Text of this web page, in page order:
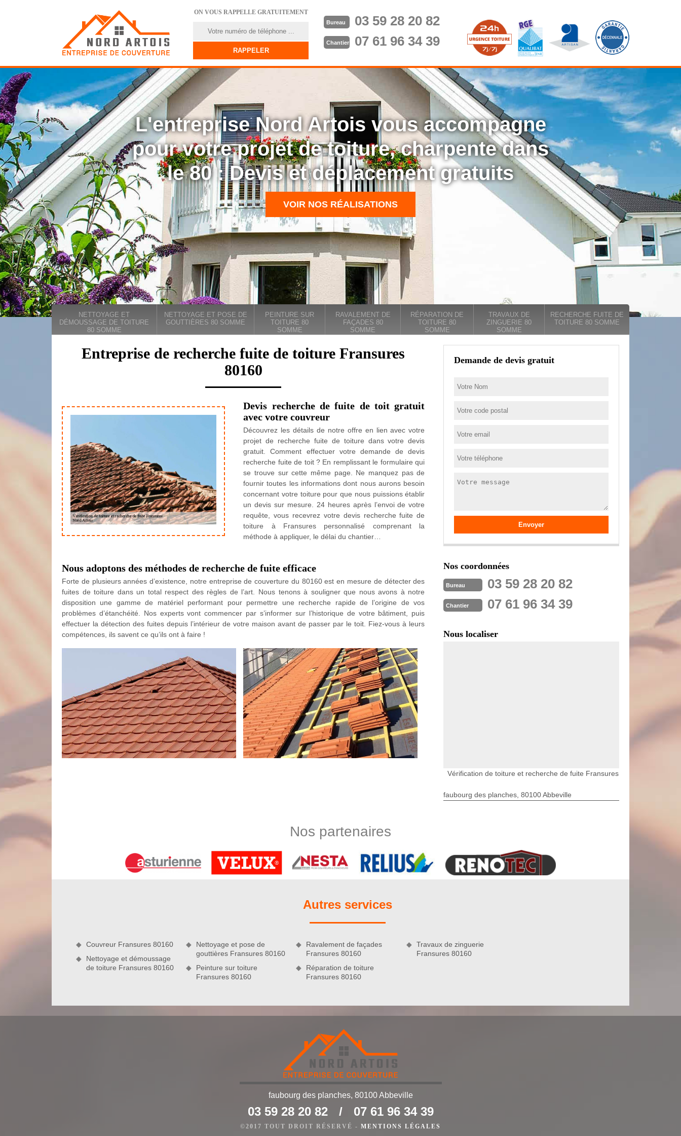
ON VOUS RAPPELLE GRATUITEMENT
Bureau 03 59 28 20 82
Chantier 07 61 96 34 39
L'entreprise Nord Artois vous accompagne
pour votre projet de toiture, charpente dans
le 80 : Devis et déplacement gratuits
VOIR NOS RÉALISATIONS
NETTOYAGE ET
DÉMOUSSAGE DE TOITURE
80 SOMME
NETTOYAGE ET POSE DE
GOUTTIÈRES 80 SOMME
PEINTURE SUR
TOITURE 80
SOMME
RAVALEMENT DE
FAÇADES 80
SOMME
RÉPARATION DE
TOITURE 80
SOMME
TRAVAUX DE
ZINGUERIE 80
SOMME
RECHERCHE FUITE DE
TOITURE 80 SOMME
Entreprise de recherche fuite de toiture Fransures
80160
Devis recherche de fuite de toit gratuit
avec votre couvreur
Découvrez les détails de notre offre en lien avec votre
projet de recherche fuite de toiture dans votre devis
gratuit. Comment effectuer votre demande de devis
recherche fuite de toit ? En remplissant le formulaire qui
se trouve sur cette même page. Ne manquez pas de
fournir toutes les informations dont nous aurons besoin
concernant votre toiture pour que nous puissions établir
un devis sur mesure. 24 heures après l’envoi de votre
requête, vous recevrez votre devis recherche fuite de
toiture à Fransures personnalisé comprenant la
méthode à appliquer, le délai du chantier…
Nous adoptons des méthodes de recherche de fuite efficace
Forte de plusieurs années d’existence, notre entreprise de couverture du 80160 est en mesure de détecter des
fuites de toiture dans un total respect des règles de l’art. Nous tenons à souligner que nous avons à notre
disposition une gamme de matériel performant pour permettre une recherche rapide de l’origine de vos
problèmes d’étanchéité. Nos experts vont commencer par s’informer sur l’historique de votre bâtiment, puis
effectuer la détection des fuites depuis l’intérieur de votre maison avant de passer par le toit. Fiez-vous à leurs
compétences, ils savent ce qu’ils ont à faire !
ayons aperçu le point de départ de la fuite de votre toit. Nous vous conseillons de ne pas attendre longtemps
d’eau, ne manquez pas de nettoyer régulièrement votre toiture et d’entretenir correctement votre système
d’évacuation d’eau de pluie.
vous voulez savoir avec exactitude l’origine de vos problèmes de fuite de toiture. Si vous habitez à Fransures,
Nord Artois : entreprise de couverture expérimentée du 80160
Entreprise de couverture de la ville de Fransures 80160, Nord Artois a connu plusieurs années d’expérience et
est dotée de professionnalisme. En tant que couvreur agréé, nous sommes à même de réaliser tous travaux de
Demande de devis gratuit
Nos coordonnées
Bureau 03 59 28 20 82
Chantier 07 61 96 34 39
Nous localiser
Vérification de toiture et recherche de fuite Fransures
faubourg des planches, 80100 Abbeville
Nos partenaires
Autres services
Couvreur Fransures 80160
Nettoyage et démoussage
de toiture Fransures 80160
Nettoyage et pose de
gouttières Fransures 80160
Peinture sur toiture
Fransures 80160
Ravalement de façades
Fransures 80160
Réparation de toiture
Fransures 80160
Travaux de zinguerie
Fransures 80160
faubourg des planches, 80100 Abbeville
03 59 28 20 82 / 07 61 96 34 39
©2017 TOUT DROIT RÉSERVÉ - MENTIONS LÉGALES